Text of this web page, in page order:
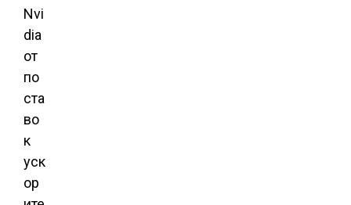
Nvi
dia
от
по
ста
во
к
уск
ор